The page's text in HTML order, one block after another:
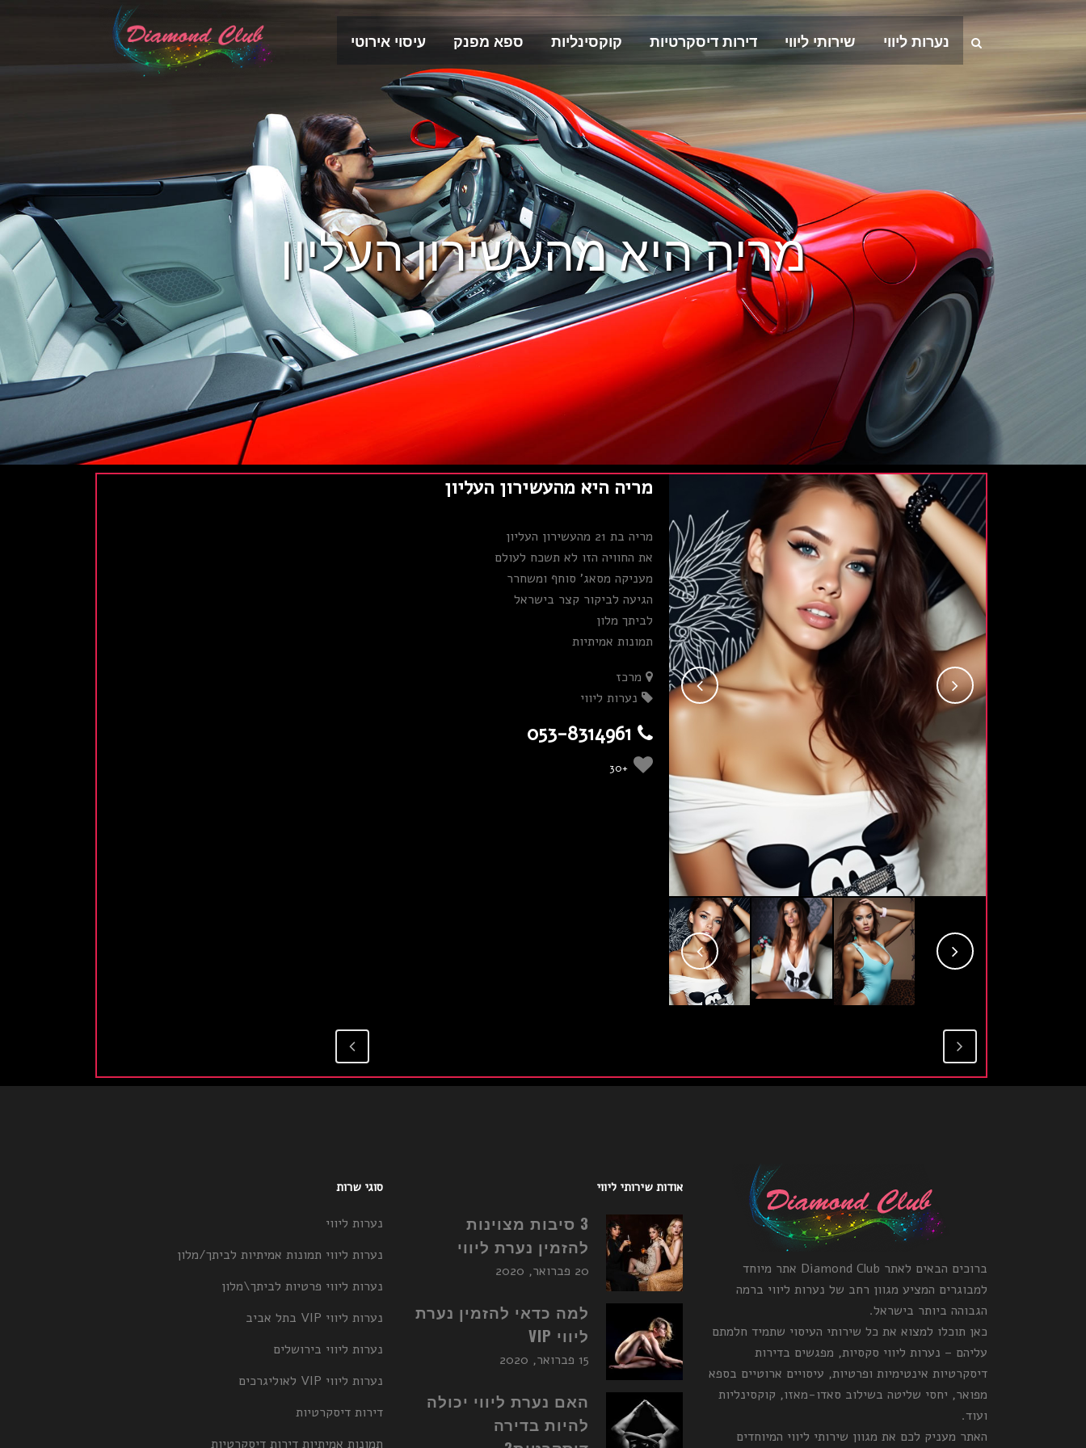
נערות ליווי שירותי ליווי דירות דיסקרטיות קוקסינליות ספא מפנק עיסוי אירוטי
מריה היא מהעשירון העליון
מריה היא מהעשירון העליון
מריה בת 21 מהעשירון העליון
את החוויה הזו לא תשכח לעולם
מעניקה מסאג' סוחף ומשחרר
הגיעה לביקור קצר בישראל
לביתך מלון
תמונות אמיתיות
מרכז
נערות ליווי
+30
ברוכים הבאים לאתר Diamond Club אתר מיוחד
למבוגרים המציע מגוון רחב של נערות ליווי ברמה
הגבוהה ביותר בישראל.
כאן תוכלו למצוא את כל שירותי העיסוי שתמיד חלמתם
עליהם – נערות ליווי סקסיות, מפגשים בדירות
דיסקרטיות אינטימיות ופרטיות, עיסויים ארוטיים בספא
מפואר, יחסי שליטה בשילוב סאדו-מאזו, קוקסינליות
ועוד.
האתר מעניק לכם את מגוון שירותי ליווי המיוחדים
אודות שירותי ליווי
3 סיבות מצוינות
להזמין נערת ליווי
20 פברואר, 2020
למה כדאי להזמין נערת
ליווי VIP
15 פברואר, 2020
האם נערת ליווי יכולה
להיות בדירה
סוגי שרות
נערות ליווי
נערות ליווי תמונות אמיתיות לביתך/מלון
נערות ליווי פרטיות לביתך\מלון
נערות ליווי VIP בתל אביב
נערות ליווי בירושלים
נערות ליווי VIP לאוליגרכים
דירות דיסקרטיות
תמונות אמיתיות דירות דיסקרטיות